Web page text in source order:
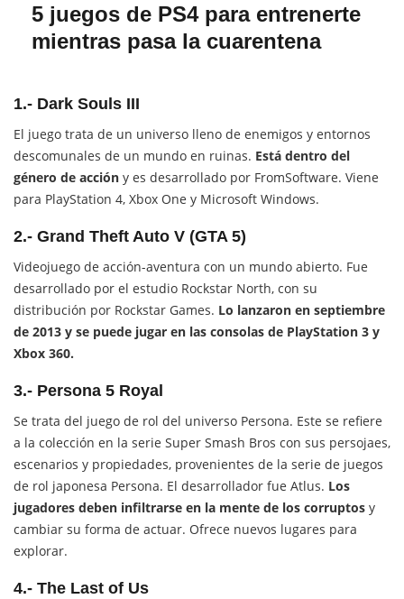
5 juegos de PS4 para entrenerte
mientras pasa la cuarentena
1.- Dark Souls III
El juego trata de un universo lleno de enemigos y entornos
descomunales de un mundo en ruinas. Está dentro del
género de acción y es desarrollado por FromSoftware. Viene
para PlayStation 4, Xbox One y Microsoft Windows.
2.- Grand Theft Auto V (GTA 5)
Videojuego de acción-aventura con un mundo abierto. Fue
desarrollado por el estudio Rockstar North, con su
distribución por Rockstar Games. Lo lanzaron en septiembre
de 2013 y se puede jugar en las consolas de PlayStation 3 y
Xbox 360.
3.- Persona 5 Royal
Se trata del juego de rol del universo Persona. Este se refiere
a la colección en la serie Super Smash Bros con sus persojaes,
escenarios y propiedades, provenientes de la serie de juegos
de rol japonesa Persona. El desarrollador fue Atlus. Los
jugadores deben infiltrarse en la mente de los corruptos y
cambiar su forma de actuar. Ofrece nuevos lugares para
explorar.
4.- The Last of Us